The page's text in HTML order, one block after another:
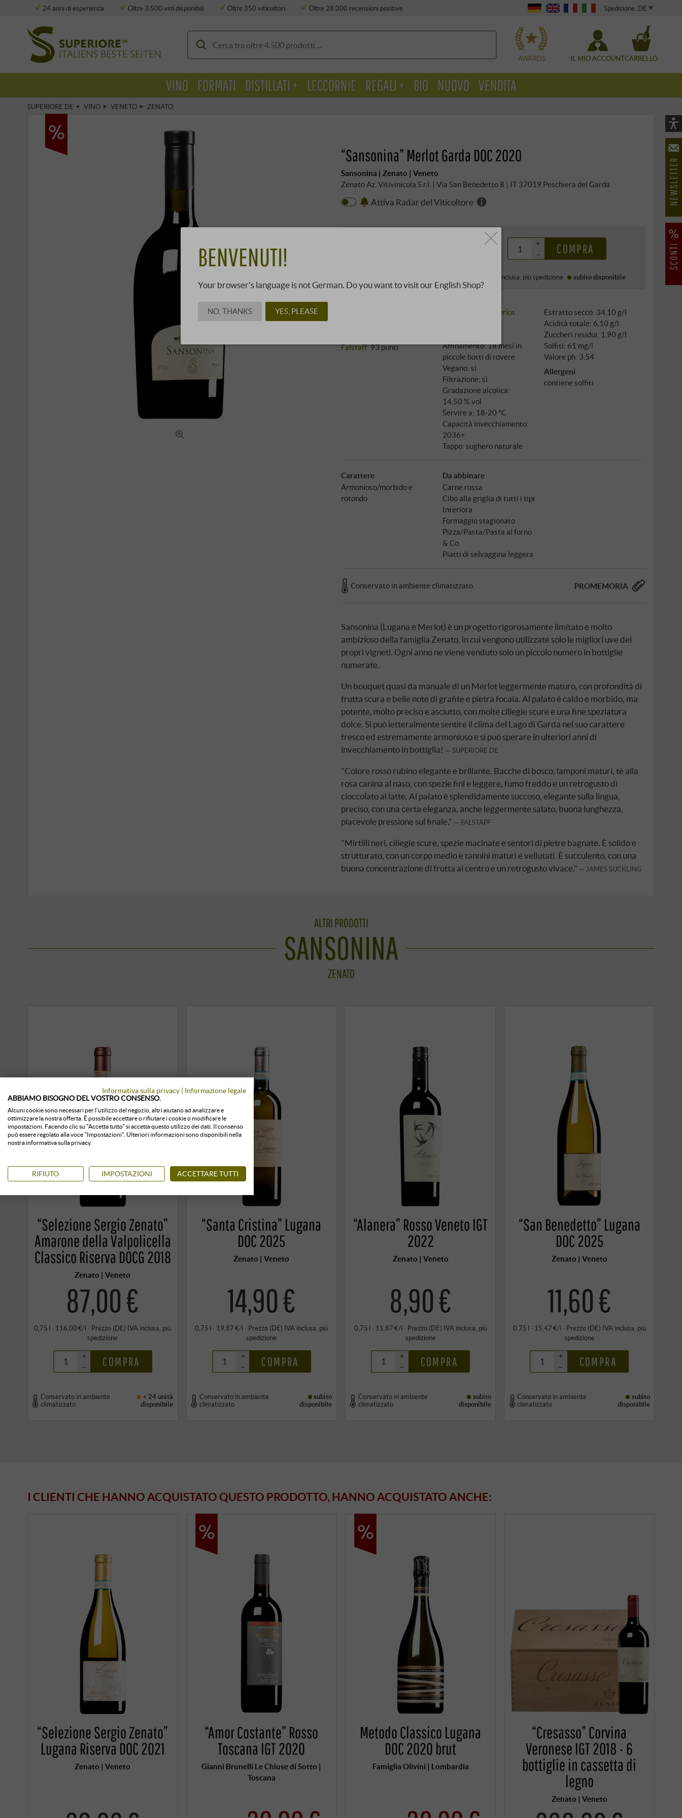
24 anni di esperienza Oltre 3.500 vini disponibili Oltre 350 viticoltori
Oltre 28.000 recensioni positive
WÄHLEN Spedizione: DE
AWARDS IL MIO ACCOUNTCARRELLO
SUPERIORE.DE VINO VENETO ZENATO
“Sansonina” Merlot Garda DOC 2020
Sansonina | Zenato | Veneto
Zenato Az. Vitivinicola S.r.l. | Via San Benedetto 8 | IT 37019 Peschiera del Garda
Attiva Radar del Viticoltore
42,99 €
+
–
COMPRA
IVA inclusa , più spedizione subito disponibile
Falstaff:93 punti
Merlot
Affinamento: 18 mesi in
piccole botti di rovere
Vegano: sì
Filtrazione: sì
Gradazione alcolica:
14,50 % vol
Servire a: 18‑20 °C
Capacità invecchiamento:
2036+
Tappo: sughero naturale
Estratto secco: 34,10 g/l
Acidità totale: 6,10 g/l
Zuccheri residui: 1,90 g/l
Solfiti: 61 mg/l
Valore ph: 3,54
Allergeni
contiene solfiti
Carattere
Armonioso/morbido e
rotondo
Da abbinare
Carne rossa
Cibo alla griglia di tutti i tipi
Interiora
Formaggio stagionato
Pizza/Pasta/Pasta al forno
& Co.
Piatti di selvaggina leggera
Conservato in ambiente climatizzato PROMEMORIA
Sansonina (Lugana e Merlot) è un progetto rigorosamente limitato e molto
ambizioso della famiglia Zenato, in cui vengono utilizzate solo le migliori uve dei
propri vigneti. Ogni anno ne viene venduto solo un piccolo numero in bottiglie
numerate.
Un bouquet quasi da manuale di un Merlot leggermente maturo, con profondità di
frutta scura e belle note di grafite e pietra focaia. Al palato è caldo e morbido, ma
potente, molto preciso e asciutto, con molte ciliegie scure e una fine speziatura
dolce. Si può letteralmente sentire il clima del Lago di Garda nel suo carattere
fresco ed estremamente armonioso e si può sperare in ulteriori anni di
invecchiamento in bottiglia!
SUPERIORE.DE
"Colore rosso rubino elegante e brillante. Bacche di bosco, lamponi maturi, tè alla
rosa canina al naso, con spezie fini e leggere, fumo freddo e un retrogusto di
cioccolato al latte. Al palato è splendidamente succoso, elegante sulla lingua,
preciso, con una certa eleganza, anche leggermente salato, buona lunghezza,
piacevole pressione sul finale."
FALSTAFF
"Mirtilli neri, ciliegie scure, spezie macinate e sentori di pietre bagnate. È solido e
strutturato, con un corpo medio e tannini maturi e vellutati. È succulento, con una
buona concentrazione di frutta al centro e un retrogusto vivace."
JAMES SUCKLING
ALTRI PRODOTTI
SANSONINA
ZENATO
“Selezione Sergio Zenato”
Amarone della Valpolicella
Classico Riserva DOCG 2018
Zenato | Veneto
87,00 €
0,75 l · 116,00 €/l · Prezzo (DE) IVA inclusa , più
spedizione
+
–
COMPRA
Conservato in ambiente
climatizzato
< 24 unità
disponibile
“Santa Cristina” Lugana
DOC 2025
Zenato | Veneto
14,90 €
0,75 l · 19,87 €/l · Prezzo (DE) IVA inclusa , più
spedizione
+
–
COMPRA
Conservato in ambiente
climatizzato
subito
disponibile
“Alanera” Rosso Veneto IGT
2022
Zenato | Veneto
8,90 €
0,75 l · 11,87 €/l · Prezzo (DE) IVA inclusa , più
spedizione
+
–
COMPRA
Conservato in ambiente
climatizzato
subito
disponibile
“San Benedetto” Lugana
DOC 2025
Zenato | Veneto
11,60 €
0,75 l · 15,47 €/l · Prezzo (DE) IVA inclusa , più
spedizione
+
–
COMPRA
Conservato in ambiente
climatizzato
subito
disponibile
I CLIENTI CHE HANNO ACQUISTATO QUESTO PRODOTTO, HANNO ACQUISTATO ANCHE:
“Selezione Sergio Zenato”
Lugana Riserva DOC 2021
Zenato | Veneto
“Amor Costante” Rosso
Toscana IGT 2020
Gianni Brunelli Le Chiuse di Sotto |
Toscana
Metodo Classico Lugana
DOC 2020 brut
Famiglia Olivini | Lombardia
“Cresasso” Corvina
Veronese IGT 2018 · 6
bottiglie in cassetta di
legno
Zenato | Veneto
VINO FORMATI DISTILLATI + LECCORNIE REGALI + BIO NUOVO VENDITA
BENVENUTI!
Your browser's language is not German. Do you want to visit our English Shop?
NO, THANKS YES, PLEASE
Informativa sulla privacy | Informazione legale
ABBIAMO BISOGNO DEL VOSTRO CONSENSO.
Alcuni cookie sono necessari per l'utilizzo del negozio, altri aiutano ad analizzare e
ottimizzare la nostra offerta. È possibile accettare o rifiutare i cookie o modificare le
impostazioni. Facendo clic su "Accetta tutto" si accetta questo utilizzo dei dati. Il consenso
può essere regolato alla voce "Impostazioni". Ulteriori informazioni sono disponibili nella
nostra informativa sulla privacy.
RIFIUTO IMPOSTAZIONI ACCETTARE TUTTI